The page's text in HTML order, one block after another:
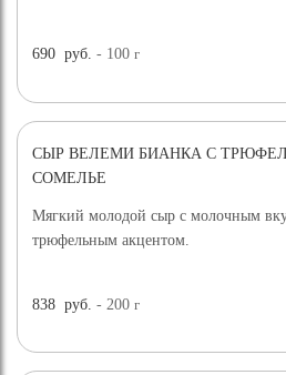
690 руб. - 100г
ХИТ ПРОДАЖ
СЫР ВЕЛЕМИ БИАНКА С
СОМЕЛЬЕ
Мягкий молодой сыр с молочным
трюфельным акцентом.
838 руб. - 200г